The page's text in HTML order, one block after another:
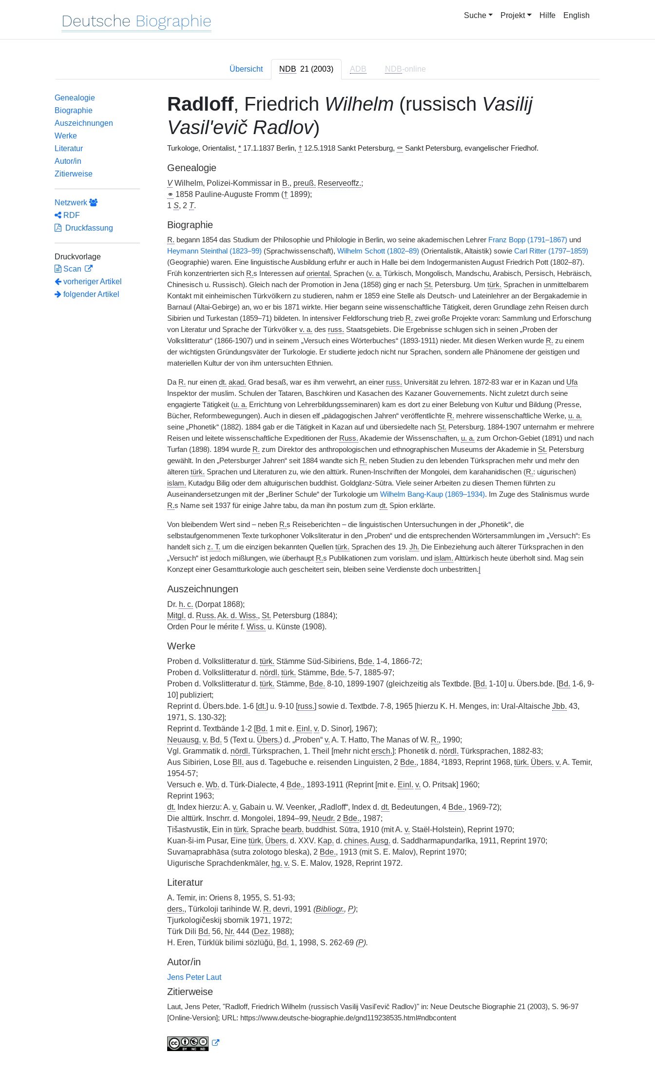
Deutsche Biographie Suche Projekt Hilfe English
Übersicht NDB 21 (2003) ADB NDB-online
Genealogie
Biographie
Auszeichnungen
Werke
Literatur
Autor/in
Zitierweise
Netzwerk
RDF
Druckfassung
Druckvorlage
Scan
vorheriger Artikel
folgender Artikel
Radloff, Friedrich Wilhelm (russisch Vasilij
Vasil'evič Radlov)
Turkologe, Orientalist, *17.1.1837 Berlin, †12.5.1918 Sankt Petersburg, ⚰ Sankt Petersburg, evangelischer Friedhof.
Genealogie
VWilhelm, Polizei-Kommissar in B., preuß. Reserveoffz.;
⚭ 1858 Pauline-Auguste Fromm († 1899);
1 S, 2 T.
Biographie
R. begann 1854 das Studium der Philosophie und Philologie in Berlin, wo seine akademischen Lehrer Franz Bopp (1791–1867) und
Heymann Steinthal (1823–99) (Sprachwissenschaft), Wilhelm Schott (1802–89) (Orientalistik, Altaistik) sowie Carl Ritter (1797–1859)
(Geographie) waren. Eine linguistische Ausbildung erfuhr er auch in Halle bei dem Indogermanisten August Friedrich Pott (1802–87).
Früh konzentrierten sich R.s Interessen auforiental. Sprachen (v. a. Türkisch, Mongolisch, Mandschu, Arabisch, Persisch, Hebräisch,
Chinesisch u. Russisch). Gleich nach der Promotion in Jena (1858) ging er nach St. Petersburg. Um türk. Sprachen in unmittelbarem
Kontakt mit einheimischen Türkvölkern zu studieren, nahm er 1859 eine Stelle als Deutsch- und Lateinlehrer an der Bergakademie in
Barnaul (Altai-Gebirge) an, wo er bis 1871 wirkte. Hier begann seine wissenschaftliche Tätigkeit, deren Grundlage zehn Reisen durch
Sibirien und Turkestan (1859–71) bildeten. In intensiver Feldforschung trieb R. zwei große Projekte voran: Sammlung und Erforschung
von Literatur und Sprache der Türkvölker v. a. des russ. Staatsgebiets. Die Ergebnisse schlugen sich in seinen „Proben der
Volkslitteratur“ (1866-1907) und in seinem „Versuch eines Wörterbuches“ (1893-1911) nieder. Mit diesen Werken wurde R. zu einem
der wichtigsten Gründungsväter der Turkologie. Er studierte jedoch nicht nur Sprachen, sondern alle Phänomene der geistigen und
materiellen Kultur der von ihm untersuchten Ethnien.
Da R. nur einen dt. akad. Grad besaß, war es ihm verwehrt, an einer russ. Universität zu lehren. 1872-83 war er in Kazan und Ufa
Inspektor der muslim. Schulen der Tataren, Baschkiren und Kasachen des Kazaner Gouvernements. Nicht zuletzt durch seine
engagierte Tätigkeit (u. a. Errichtung von Lehrerbildungsseminaren) kam es dort zu einer Belebung von Kultur und Bildung (Presse,
Bücher, Reformbewegungen). Auch in diesen elf „pädagogischen Jahren“ veröffentlichte R. mehrere wissenschaftliche Werke, u. a.
seine „Phonetik“ (1882). 1884 gab er die Tätigkeit in Kazan auf und übersiedelte nach St. Petersburg. 1884-1907 unternahm er mehrere
Reisen und leitete wissenschaftliche Expeditionen der Russ. Akademie der Wissenschaften, u. a. zum Orchon-Gebiet (1891) und nach
Turfan (1898). 1894 wurde R. zum Direktor des anthropologischen und ethnographischen Museums der Akademie in St. Petersburg
gewählt. In den „Petersburger Jahren“ seit 1884 wandte sich R. neben Studien zu den lebenden Türksprachen mehr und mehr den
älteren türk. Sprachen und Literaturen zu, wie den alttürk. Runen-Inschriften der Mongolei, dem karahanidischen (R.: uigurischen)
islam. Kutadgu Bilig oder dem altuigurischen buddhist. Goldglanz-Sūtra. Viele seiner Arbeiten zu diesen Themen führten zu
Auseinandersetzungen mit der „Berliner Schule“ der Turkologie um Wilhelm Bang-Kaup (1869–1934). Im Zuge des Stalinismus wurde
R.s Name seit 1937 für einige Jahre tabu, da man ihn postum zum dt. Spion erklärte.
Von bleibendem Wert sind – neben R.s Reiseberichten – die linguistischen Untersuchungen in der „Phonetik“, die
selbstaufgenommenen Texte turkophoner Volksliteratur in den „Proben“ und die entsprechenden Wörtersammlungen im „Versuch“: Es
handelt sich z. T. um die einzigen bekannten Quellen türk. Sprachen des 19. Jh. Die Einbeziehung auch älterer Türksprachen in den
„Versuch“ ist jedoch mißlungen, wie überhaupt R.s Publikationen zum vorislam. und islam. Alttürkisch heute überholt sind. Mag sein
Konzept einer Gesamtturkologie auch gescheitert sein, bleiben seine Verdienste doch unbestritten.
Auszeichnungen
Dr. h. c. (Dorpat 1868);
Mitgl. d. Russ. Ak. d. Wiss., St. Petersburg (1884);
Orden Pour le mérite f. Wiss. u. Künste (1908).
Werke
Proben d. Volkslitteratur d. türk. Stämme Süd-Sibiriens, Bde. 1-4, 1866-72;
Proben d. Volkslitteratur d. nördl. türk. Stämme, Bde. 5-7, 1885-97;
Proben d. Volkslitteratur d. türk. Stämme, Bde. 8-10, 1899-1907 (gleichzeitig als Textbde. [Bd. 1-10] u. Übers.bde. [Bd. 1-6, 9-
10] publiziert;
Reprint d. Übers.bde. 1-6 [dt.] u. 9-10 [russ.] sowie d. Textbde. 7-8, 1965 [hierzu K. H. Menges, in: Ural-Altaische Jbb. 43,
1971, S. 130-32];
Reprint d. Textbände 1-2 [Bd. 1 mit e. Einl. v. D. Sinor], 1967);
Neuausg. v. Bd. 5 (Text u. Übers.) d. „Proben“ v. A. T. Hatto, The Manas of W. R., 1990;
Vgl. Grammatik d. nördl. Türksprachen, 1. Theil [mehr nichtersch.]: Phonetik d. nördl. Türksprachen, 1882-83;
Aus Sibirien, Lose Bll. aus d. Tagebuche e. reisenden Linguisten, 2 Bde., 1884, ²1893, Reprint 1968, türk. Übers. v. A. Temir,
1954-57;
Versuch e. Wb. d. Türk-Dialecte, 4 Bde., 1893-1911 (Reprint [mit e. Einl. v. O. Pritsak] 1960;
Reprint 1963;
dt. Index hierzu: A. v. Gabain u. W. Veenker, „Radloff“, Index d. dt. Bedeutungen, 4 Bde., 1969-72);
Die alttürk. Inschrr. d. Mongolei, 1894–99, Neudr. 2 Bde., 1987;
Ṭišastvustik, Ein in türk. Sprache bearb. buddhist. Sūtra, 1910 (mit A. v. Staël-Holstein), Reprint 1970;
Kuan-ši-im Pusar, Eine türk. Übers. d. XXV. Kap. d. chines. Ausg. d. Saddharmapuṇḍarīka, 1911, Reprint 1970;
Suvarṇaprabhāsa (sutra zolotogo bleska), 2 Bde., 1913 (mit S. E. Malov), Reprint 1970;
Uigurische Sprachdenkmäler, hg. v. S. E. Malov, 1928, Reprint 1972.
Literatur
A. Temir, in: Oriens 8, 1955, S. 51-93;
ders., Türkoloji tarihinde W. R. devri, 1991 (Bibliogr., P);
Tjurkologičeskij sbornik 1971, 1972;
Türk Dili Bd. 56, Nr. 444 (Dez. 1988);
H. Eren, Türklük bilimi sözlüğü, Bd. 1, 1998, S. 262-69 (P).
Autor/in
Jens Peter Laut
Zitierweise
Laut, Jens Peter, "Radloff, Friedrich Wilhelm (russisch Vasilij Vasil'evič Radlov)" in: Neue Deutsche Biographie 21 (2003), S. 96-97
[Online-Version]; URL: https://www.deutsche-biographie.de/gnd119238535.html#ndbcontent